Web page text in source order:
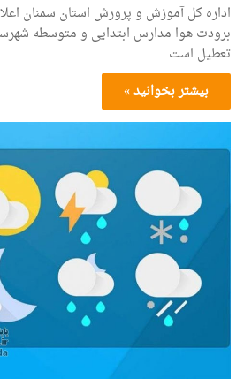
اداره کل آموزش و پرورش استان سمنان
برودت هوا مدارس ابتدایی و متوسطه
تعطیل است.
بیشتر بخوانید »